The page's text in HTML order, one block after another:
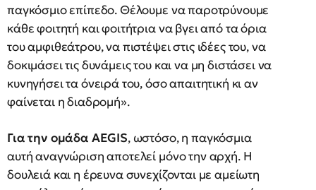
παγκόσμιο επίπεδο. Θέλουμε να παροτρύνουμε
κάθε φοιτητή και φοιτήτρια να βγει από τα όρια
του αμφιθεάτρου, να πιστέψει στις ιδέες του, να
δοκιμάσει τις δυνάμεις του και να μη διστάσει να
κυνηγήσει τα όνειρά του, όσο απαιτητική κι αν
φαίνεται η διαδρομή».
Για την ομάδα AEGIS, ωστόσο, η παγκόσμια
αυτή αναγνώριση αποτελεί μόνο την αρχή. Η
δουλειά και η έρευνα συνεχίζονται με αμείωτη